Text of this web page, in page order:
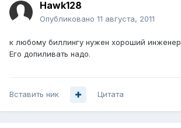
Hawk128
Опубликовано 11 августа, 2011
к любому биллингу нужен хороший
Его допиливать надо.
Вставить ник Цитата